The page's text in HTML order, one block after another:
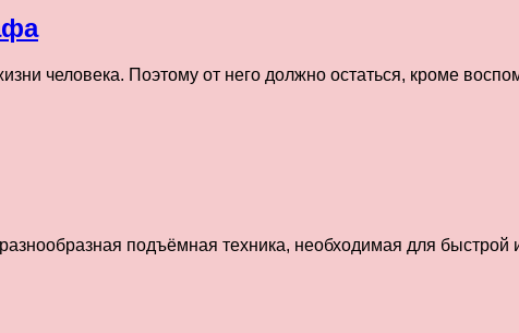
человека. Поэтому от него должно остаться, кроме
подъёмная техника, необходимая для быстрой